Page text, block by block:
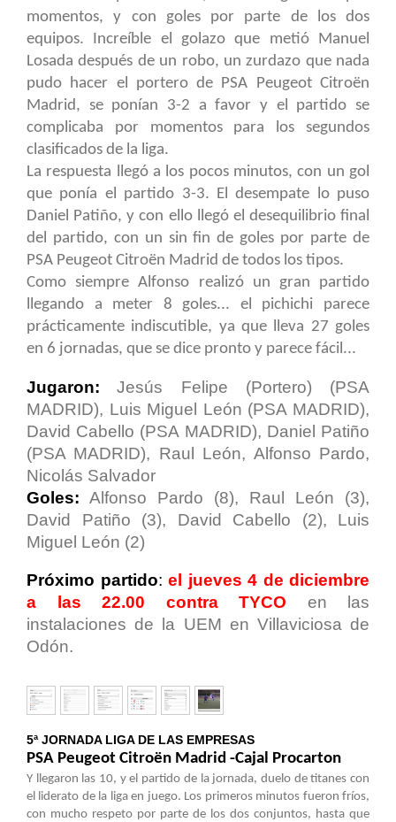
momentos, y con goles por parte de los dos
equipos. Increíble el golazo que metió Manuel
Losada después de un robo, un zurdazo que nada
pudo hacer el portero de PSA Peugeot Citroën
Madrid, se ponían 3-2 a favor y el partido se
complicaba por momentos para los segundos
clasificados de la liga.
La respuesta llegó a los pocos minutos, con un gol
que ponía el partido 3-3. El desempate lo puso
Daniel Patiño, y con ello llegó el desequilibrio final
del partido, con un sin fin de goles por parte de
PSA Peugeot Citroën Madrid de todos los tipos.
Como siempre Alfonso realizó un gran partido
llegando a meter 8 goles... el pichichi parece
prácticamente indiscutible, ya que lleva 27 goles
en 6 jornadas, que se dice pronto y parece fácil...
Jugaron:
Jesús Felipe (Portero) (PSA
MADRID), Luis Miguel León (PSA MADRID),
David Cabello (PSA MADRID), Daniel Patiño
(PSA MADRID), Raul León, Alfonso Pardo,
Nicolás Salvador
Goles: Alfonso Pardo (8), Raul León (3),
David Patiño (3), David Cabello (2), Luis
Miguel León (2)
Próximo partido: el jueves 4 de diciembre
a las 22.00 contra TYCO en las
instalaciones de la UEM en Villaviciosa de
Odón.
5ª JORNADA LIGA DE LAS EMPRESAS
PSA Peugeot Citroën Madrid -Cajal Procarton
Y llegaron las 10, y el partido de la jornada, duelo de titanes con
el liderato de la liga en juego. Los primeros minutos fueron fríos,
con mucho respeto por parte de los dos conjuntos, hasta que